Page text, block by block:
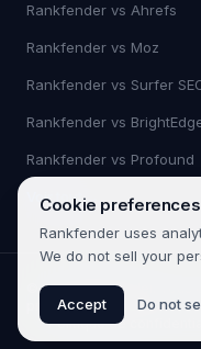
Rankfender vs Ahrefs
Rankfender vs Moz
Rankfender vs Surfer
Rankfender vs
Rankfender vs Profound
Voir tout →
©2026Rankfender.
produit de 361SEO.
Politique de
Cookie preferences
Rankfender uses
We do not sell your
Accept Do not